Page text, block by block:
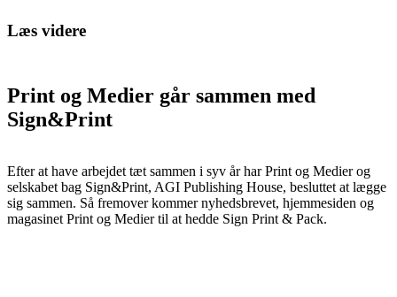
Læs videre
Print og Medier går sammen med
Sign&Print
Efter at have arbejdet tæt sammen i syv år har Print og Medier og
selskabet bag Sign&Print, AGI Publishing House, besluttet at lægge
sig sammen. Så fremover kommer nyhedsbrevet, hjemmesiden og
magasinet Print og Medier til at hedde Sign Print & Pack.